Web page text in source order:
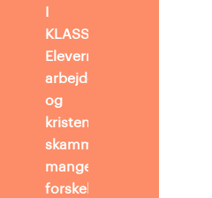
KLASSEN
Eleverne
arbejder dansk-
og
kristendomsfagligt med
skammens
mange
forskellige udtryk.